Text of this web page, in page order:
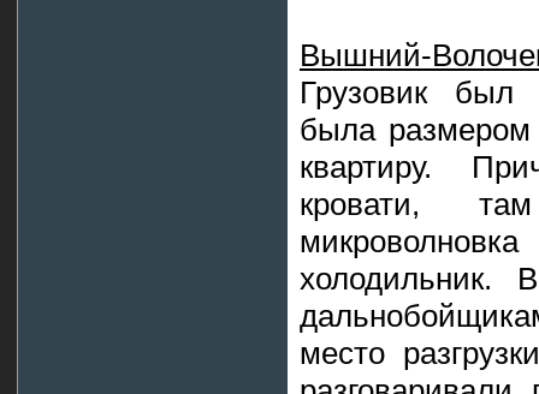
Вышний-
Грузовик был
была
квартиру.
кровати,
холодильник.
место